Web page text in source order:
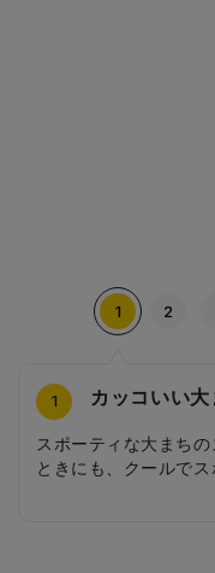
1 カッコいい
スポーティな大まち
ときにも、クールで
2 スポーティな
かぶせステッチはス
なデザインが特徴で
3 スマートな
このランドセルのデ
トな反射びょう。自
4 前ポケットの
前ポケットの周りを
ました。カブセをあ
5 ウェービータ
背中がムレにくい、
チα形状で通学時も快
6 スクエアシ
持ちやすく、しっか
アーシルバーの引き手
7 スポーティ
曲線を描くステッチ
す前ポケットです。
1 2